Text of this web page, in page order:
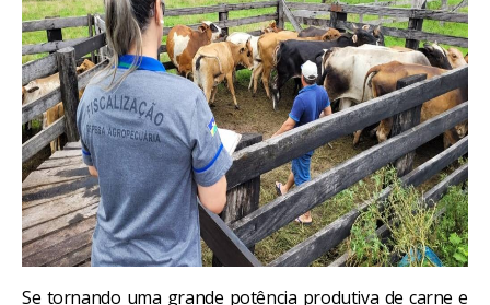
Se tornando uma grande potência produtiva de carne e